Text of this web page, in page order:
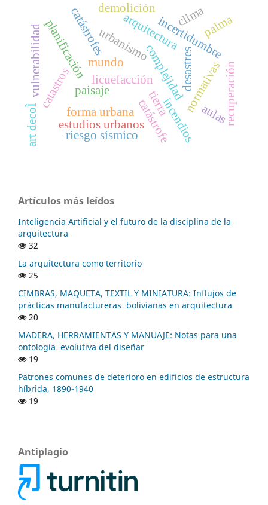
desastres
tierra
mundo
forma urbana
paisaje
catástrofe
incertidumbre
complejidad
urbanismo
planificación
catastros normativas
arquitectura
estudios urbanos
catástrofes
riesgo sísmico
vulnerabilidad licuefacción
demolición
recuperación
palma
incendios aulas
clima
art decoÌ
Artículos más leídos
Inteligencia Artificial y el futuro de la disciplina de la
arquitectura
32
La arquitectura como territorio
25
CIMBRAS, MAQUETA, TEXTIL Y MINIATURA: Influjos de
prácticas manufactureras bolivianas en arquitectura
20
MADERA, HERRAMIENTAS Y MANUAJE: Notas para una
ontología evolutiva del diseñar
19
Patrones comunes de deterioro en edificios de estructura
híbrida, 1890-1940
19
Antiplagio